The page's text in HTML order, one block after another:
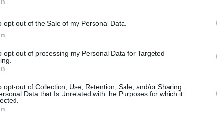
opt-out of the Sale of my Personal Data.
opt-out of processing my Personal Data for Targeted
opt-out of Collection, Use, Retention, Sale, and/or Sharing
Data that Is Unrelated with the Purposes for which it
kosmisko
REKLĀMRAKSTS
atmiņā paliekošām